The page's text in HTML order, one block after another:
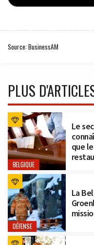
Source: BusinessAM
PLUS
BELGIQUE
Le
que
DÉFENSE
La